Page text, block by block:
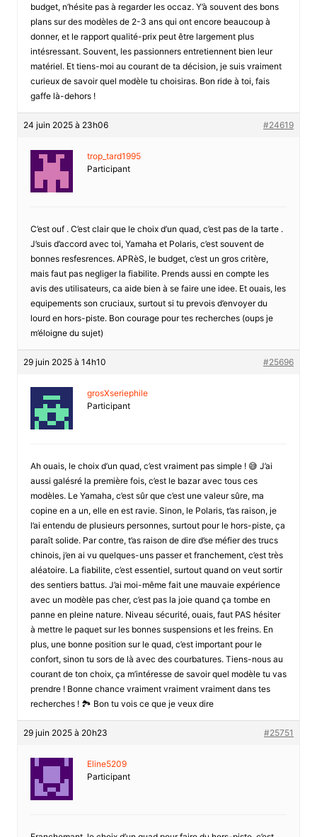
budget, n’hésite pas à regarder les occaz. Y’à souvent des bons
plans sur des modèles de 2-3 ans qui ont encore beaucoup à
donner, et le rapport qualité-prix peut être largement plus
intésressant. Souvent, les passionners entretiennent bien leur
matériel. Et tiens-moi au courant de ta décision, je suis vraiment
curieux de savoir quel modèle tu choisiras. Bon ride à toi, fais
gaffe là-dehors !
24 juin 2025 à 23h06 #24619
trop_tard1995
Participant
C’est ouf . C’est clair que le choix d’un quad, c’est pas de la tarte .
J’suis d’accord avec toi, Yamaha et Polaris, c’est souvent de
bonnes resfesrences. APRèS, le budget, c’est un gros critère,
mais faut pas negliger la fiabilite. Prends aussi en compte les
avis des utilisateurs, ca aide bien à se faire une idee. Et ouais, les
equipements son cruciaux, surtout si tu prevois d’envoyer du
lourd en hors-piste. Bon courage pour tes recherches (oups je
m’éloigne du sujet)
29 juin 2025 à 14h10 #25696
grosXseriephile
Participant
Ah ouais, le choix d’un quad, c’est vraiment pas simple ! 😅 J’ai
aussi galésré la première fois, c’est le bazar avec tous ces
modèles. Le Yamaha, c’est sûr que c’est une valeur sûre, ma
copine en a un, elle en est ravie. Sinon, le Polaris, t’as raison, je
l’ai entendu de plusieurs personnes, surtout pour le hors-piste, ça
paraît solide. Par contre, t’as raison de dire d’se méfier des trucs
chinois, j’en ai vu quelques-uns passer et franchement, c’est très
aléatoire. La fiabilite, c’est essentiel, surtout quand on veut sortir
des sentiers battus. J’ai moi-même fait une mauvaie expérience
avec un modèle pas cher, c’est pas la joie quand ça tombe en
panne en pleine nature. Niveau sécurité, ouais, faut PAS hésiter
à mettre le paquet sur les bonnes suspensions et les freins. En
plus, une bonne position sur le quad, c’est important pour le
confort, sinon tu sors de là avec des courbatures. Tiens-nous au
courant de ton choix, ça m’intéresse de savoir quel modèle tu vas
prendre ! Bonne chance vraiment vraiment vraiment dans tes
recherches ! 🏞️ Bon tu vois ce que je veux dire
29 juin 2025 à 20h23 #25751
Eline5209
Participant